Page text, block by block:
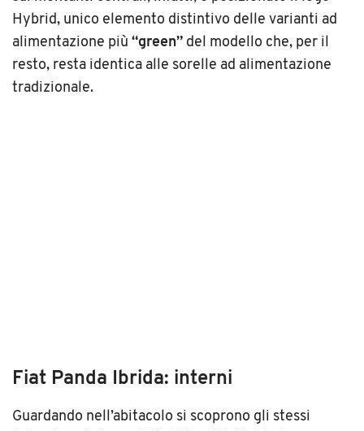
Hybrid, unico elemento distintivo delle varianti ad
alimentazione più “green” del modello che, per il
resto, resta identica alle sorelle ad alimentazione
tradizionale.
Fiat Panda Ibrida: interni
Guardando nell’abitacolo si scoprono gli stessi